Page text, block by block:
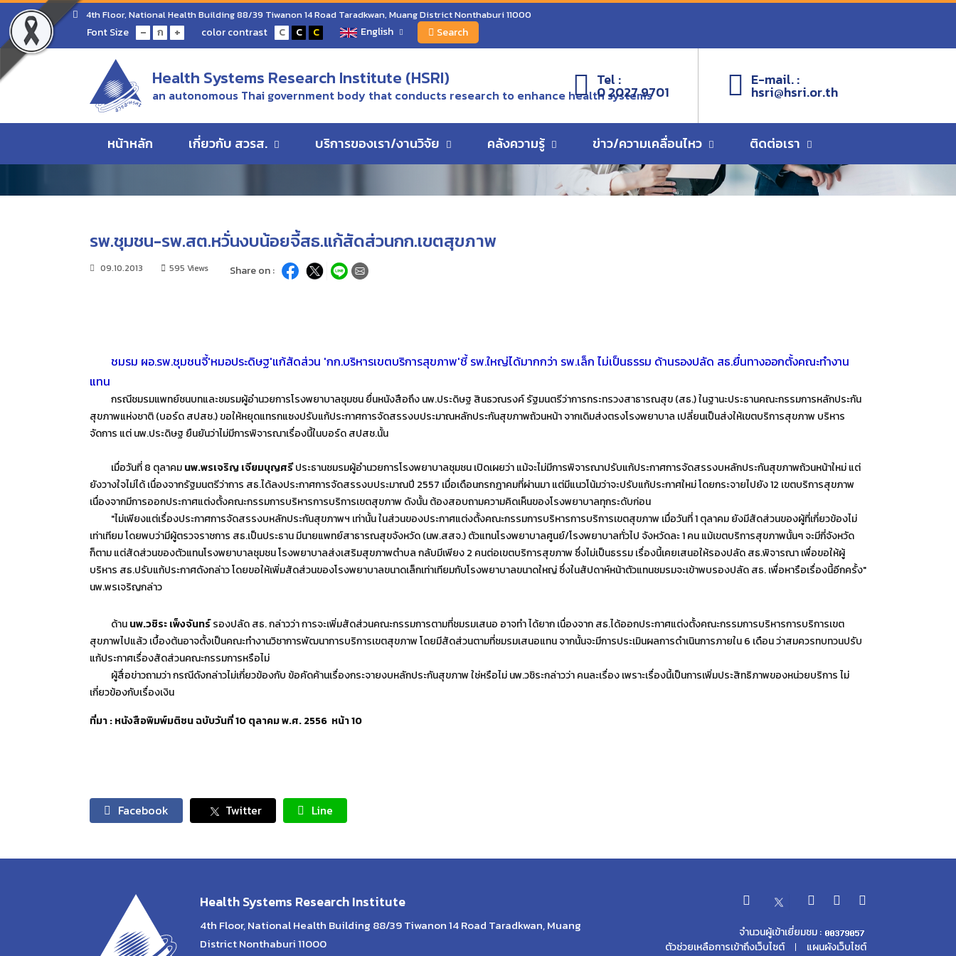
4th Floor, National Health Building 88/39 Tiwanon 14 Road Taradkwan, Muang District Nonthaburi 11000
Font Size - ก + color contrast C C C English Search
Health Systems Research Institute (HSRI)
an autonomous Thai government body that conducts research to enhance health systems
Tel :
0 2027 9701
E-mail. :
hsri@hsri.or.th
หน้าหลัก เกี่ยวกับ สวรส. บริการของเรา/งานวิจัย คลังความรู้ ข่าว/ความเคลื่อนไหว ติดต่อเรา
Home ข่าว/ความเคลื่อนไหว รพ.ชุมชน-รพ.สต.หวั่นงบน้อยจี้สธ.แก้สัดส่วนกก.เขตสุขภาพ
ข่าว/ความเคลื่อนไหว
ข่าว/ความเคลื่อนไหว
รพ.ชุมชน-รพ.สต.หวั่นงบน้อยจี้สธ.แก้สัดส่วนกก.เขตสุขภาพ
09.10.2013 595 Views Share on :
ชมรม ผอ.รพ.ชุมชนจี้'หมอประดิษฐ'แก้สัดส่วน 'กก.บริหารเขตบริการสุขภาพ'ชี้ รพ.ใหญ่ได้มากกว่า รพ.เล็ก ไม่เป็นธรรม ด้านรองปลัด สธ.ยื่นทางออกตั้งคณะทำงาน
แทน
กรณีชมรมแพทย์ชนบทและชมรมผู้อำนวยการโรงพยาบาลชุมชน ยื่นหนังสือถึง นพ.ประดิษฐ สินธวณรงค์ รัฐมนตรีว่าการกระทรวงสาธารณสุข (สธ.) ในฐานะประธานคณะกรรมการหลักประกัน
สุขภาพแห่งชาติ (บอร์ด สปสช.) ขอให้หยุดแทรกแซงปรับแก้ประกาศการจัดสรรงบประมาณหลักประกันสุขภาพถ้วนหน้า จากเดิมส่งตรงโรงพยาบาล เปลี่ยนเป็นส่งให้เขตบริการสุขภาพ บริหาร
จัดการ แต่ นพ.ประดิษฐ ยืนยันว่าไม่มีการพิจารณาเรื่องนี้ในบอร์ด สปสช.นั้น
เมื่อวันที่ 8 ตุลาคมนพ.พรเจริญ เจียมบุญศรีประธานชมรมผู้อำนวยการโรงพยาบาลชุมชน เปิดเผยว่า แม้จะไม่มีการพิจารณาปรับแก้ประกาศการจัดสรรงบหลักประกันสุขภาพถ้วนหน้าใหม่ แต่
ยังวางใจไม่ได้ เนื่องจากรัฐมนตรีว่าการ สธ.ได้ลงประกาศการจัดสรรงบประมาณปี 2557 เมื่อเดือนกรกฎาคมที่ผ่านมา แต่มีแนวโน้มว่าจะปรับแก้ประกาศใหม่ โดยกระจายไปยัง 12 เขตบริการสุขภาพ
เนื่องจากมีการออกประกาศแต่งตั้งคณะกรรมการบริหารการบริการเขตสุขภาพ ดังนั้น ต้องสอบถามความคิดเห็นของโรงพยาบาลทุกระดับก่อน
"ไม่เพียงแต่เรื่องประกาศการจัดสรรงบหลักประกันสุขภาพฯ เท่านั้น ในส่วนของประกาศแต่งตั้งคณะกรรมการบริหารการบริการเขตสุขภาพ เมื่อวันที่ 1 ตุลาคม ยังมีสัดส่วนของผู้ที่เกี่ยวข้องไม่
เท่าเทียม โดยพบว่ามีผู้ตรวจราชการ สธ.เป็นประธาน มีนายแพทย์สาธารณสุขจังหวัด (นพ.สสจ.) ตัวแทนโรงพยาบาลศูนย์/โรงพยาบาลทั่วไป จังหวัดละ 1 คน แม้เขตบริการสุขภาพนั้นๆ จะมีกี่จังหวัด
ก็ตาม แต่สัดส่วนของตัวแทนโรงพยาบาลชุมชน โรงพยาบาลส่งเสริมสุขภาพตำบล กลับมีเพียง 2 คนต่อเขตบริการสุขภาพ ซึ่งไม่เป็นธรรม เรื่องนี้เคยเสนอให้รองปลัด สธ.พิจารณา เพื่อขอให้ผู้
บริหาร สธ.ปรับแก้ประกาศดังกล่าว โดยขอให้เพิ่มสัดส่วนของโรงพยาบาลขนาดเล็กเท่าเทียมกับโรงพยาบาลขนาดใหญ่ ซึ่งในสัปดาห์หน้าตัวแทนชมรมจะเข้าพบรองปลัด สธ. เพื่อหารือเรื่องนี้อีกครั้ง"
นพ.พรเจริญกล่าว
ด้านนพ.วชิระ เพ็งจันทร์รองปลัด สธ. กล่าวว่า การจะเพิ่มสัดส่วนคณะกรรมการตามที่ชมรมเสนอ อาจทำ ได้ยาก เนื่องจาก สธ.ได้ออกประกาศแต่งตั้งคณะกรรมการบริหารการบริการเขต
สุขภาพไปแล้ว เบื้องต้นอาจตั้งเป็นคณะทำงานวิชาการพัฒนาการบริการเขตสุขภาพ โดยมีสัดส่วนตามที่ชมรมเสนอแทน จากนั้นจะมีการประเมินผลการดำเนินการภายใน 6 เดือน ว่าสมควรทบทวนปรับ
แก้ประกาศเรื่องสัดส่วนคณะกรรมการหรือไม่
ผู้สื่อข่าวถามว่า กรณีดังกล่าวไม่เกี่ยวข้องกับ ข้อคัดค้านเรื่องกระจายงบหลักประกันสุขภาพ ใช่หรือไม่ นพ.วชิระกล่าวว่า คนละเรื่อง เพราะเรื่องนี้เป็นการเพิ่มประสิทธิภาพของหน่วยบริการ ไม่
เกี่ยวข้องกับเรื่องเงิน
ที่มา : หนังสือพิมพ์มติชน ฉบับวันที่ 10 ตุลาคม พ.ศ. 2556 หน้า 10
Facebook Twitter Line
Health Systems Research Institute
4th Floor, National Health Building 88/39 Tiwanon 14 Road Taradkwan, Muang
District Nonthaburi 11000
จำนวนผู้เข้าเยี่ยมชม :
ตัวช่วยเหลือการเข้าถึงเว็บไซต์
แผนผังเว็บไซต์